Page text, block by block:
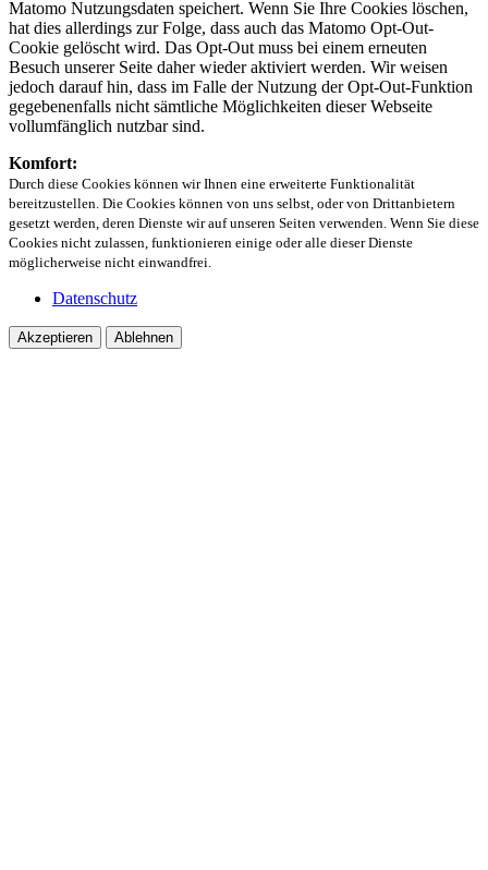
Matomo Nutzungsdaten speichert. Wenn Sie Ihre Cookies löschen,
hat dies allerdings zur Folge, dass auch das Matomo Opt-Out-
Cookie gelöscht wird. Das Opt-Out muss bei einem erneuten
Besuch unserer Seite daher wieder aktiviert werden. Wir weisen
jedoch darauf hin, dass im Falle der Nutzung der Opt-Out-Funktion
gegebenenfalls nicht sämtliche Möglichkeiten dieser Webseite
vollumfänglich nutzbar sind.
Komfort:
Durch diese Cookies können wir Ihnen eine erweiterte Funktionalität
bereitzustellen. Die Cookies können von uns selbst, oder von Drittanbietern
gesetzt werden, deren Dienste wir auf unseren Seiten verwenden. Wenn Sie diese
Cookies nicht zulassen, funktionieren einige oder alle dieser Dienste
möglicherweise nicht einwandfrei.
Datenschutz
Akzeptieren Ablehnen